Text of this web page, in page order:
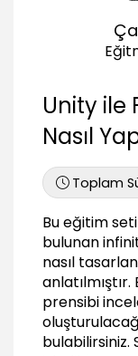
UI ve menü
23:49
Unity ile
Nasıl
Toplam
Bu eğitim
bulunan
nasıl
anlatılmıştır.
prensibi
bulabilirsiniz.